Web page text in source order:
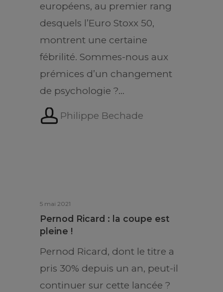
européens, au premier rang
desquels l’Euro Stoxx 50,
montrent une certaine
fébrilité. Sommes-nous aux
prémices d’un changement
de psychologie ?…
Philippe Bechade
5 mai 2021
Pernod Ricard : la coupe est
pleine !
Pernod Ricard, dont le titre a
pris 30% depuis un an, peut-il
continuer sur cette lancée ?